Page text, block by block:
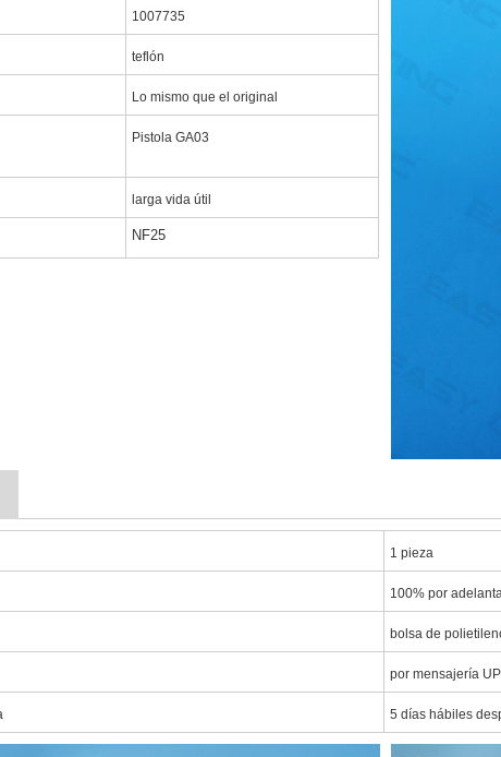
1007735
teflón
Lo mismo que el original
Pistola GA03
larga vida útil
NF25
1 pieza
100% por
bolsa de
por mensajería
5 días hábiles